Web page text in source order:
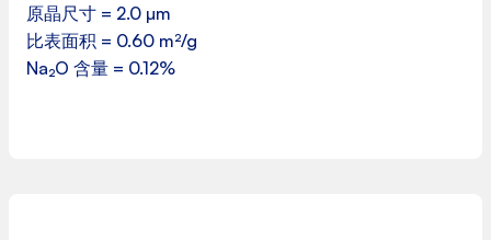
原晶尺寸 = 2.0 µm
比表面积 = 0.60 m²/g
Na₂O 含量 = 0.12%